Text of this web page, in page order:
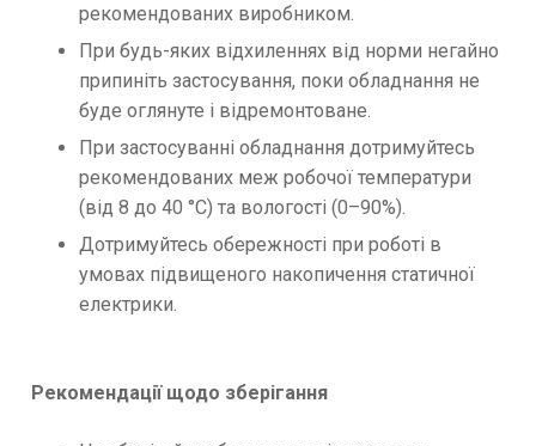
рекомендованих виробником.
При будь-яких відхиленнях від норми негайно
припиніть застосування, поки обладнання не
буде оглянуте і відремонтоване.
При застосуванні обладнання дотримуйтесь
рекомендованих меж робочої температури
(від 8 до 40 °C) та вологості (0–90%).
Дотримуйтесь обережності при роботі в
умовах підвищеного накопичення статичної
електрики.
Рекомендації щодо зберігання